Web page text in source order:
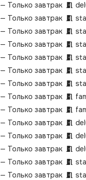
— Только завтрак
— Только завтрак
— Только завтрак
— Только завтрак
— Только завтрак
— Только завтрак
— Только завтрак
— Только завтрак
— Только завтрак
— Только завтрак
— Только завтрак
— Только завтрак
— Только завтрак
— Только завтрак